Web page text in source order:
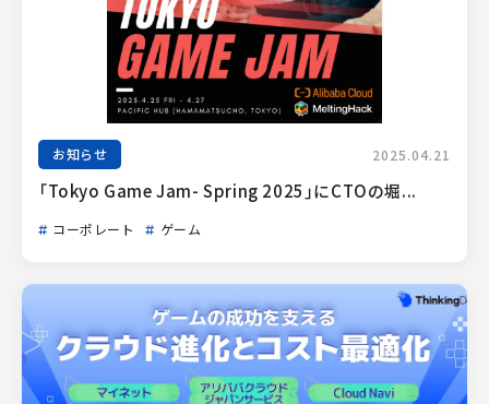
お知らせ 2025.04.21
「Tokyo Game Jam- Spring 2025」にCTOの堀...
コーポレート ゲーム